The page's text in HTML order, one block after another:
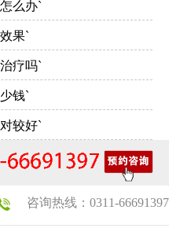
么办`
果`
疗吗`
钱`
较好`
咨询热线：0311-66691397